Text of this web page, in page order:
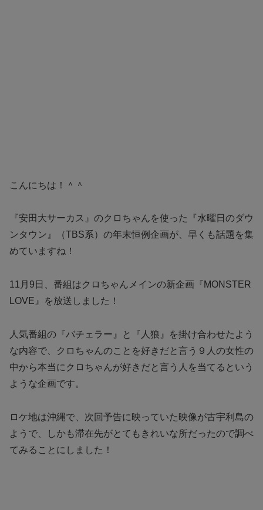
こんにちは！＾＾
『安田大サーカス』のクロちゃんを使った『水曜日のダウ
ンタウン』（TBS系）の年末恒例企画が、早くも話題を集
めていますね！
11月9日、番組はクロちゃんメインの新企画『MONSTER
LOVE』を放送しました！
人気番組の『バチェラー』と『人狼』を掛け合わせたよう
な内容で、クロちゃんのことを好きだと言う９人の女性の
中から本当にクロちゃんが好きだと言う人を当てるという
ような企画です。
ロケ地は沖縄で、次回予告に映っていた映像が古宇利島の
ようで、しかも滞在先がとてもきれいな所だったので調べ
てみることにしました！